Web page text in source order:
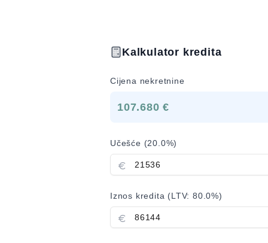
Kalkulator kredita
Cijena nekretnine
107.680 €
Učešće (20.0%)
Iznos kredita (LTV:80.0%)